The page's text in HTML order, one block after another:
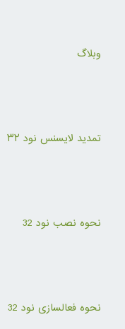
وبلاگ
تمدید لایسنس نود ۳۲
نحوه نصب نود 32
نحوه فعالسازی نود 32